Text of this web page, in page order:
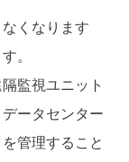
くなります
。
監視ユニット
ータセンター
管理すること